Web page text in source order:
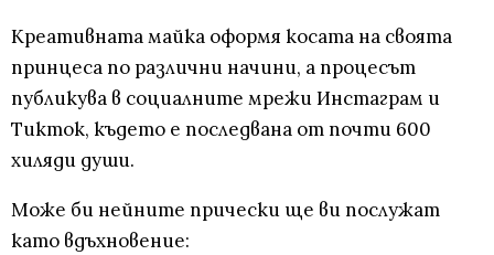
Креативната майка оформя косата на своята
принцеса по различни начини, а процесът
публикува в социалните мрежи Инстаграм и
Тикток, където е последвана от почти 600
хиляди души.
Може би нейните прически ще ви послужат
като вдъхновение: